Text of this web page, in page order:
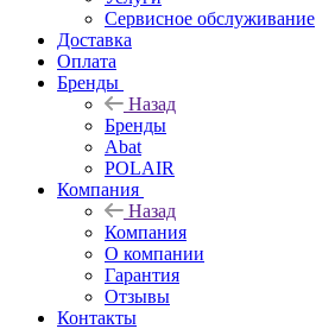
Сервисное обслуживание
Доставка
Оплата
Бренды
Назад
Бренды
Abat
POLAIR
Компания
Назад
Компания
О компании
Гарантия
Отзывы
Контакты